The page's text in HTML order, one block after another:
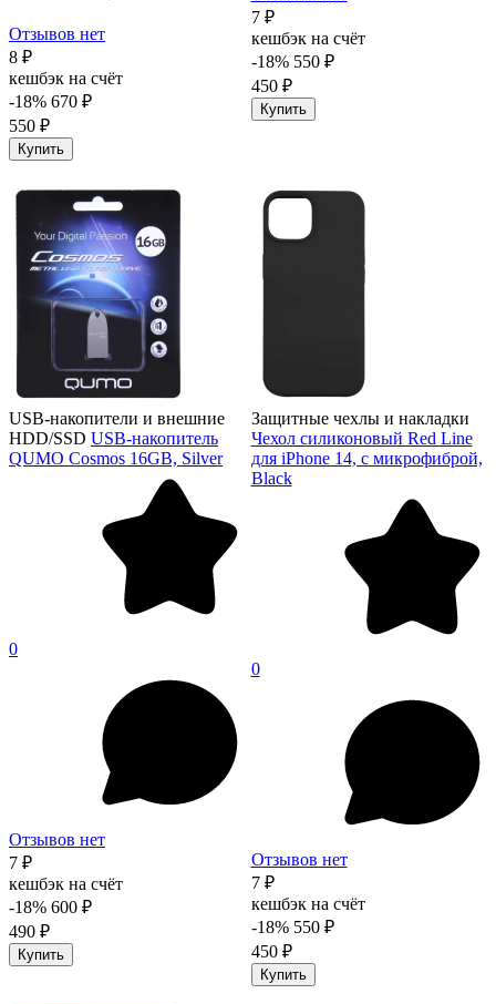
Отзывов нет
8 ₽
кешбэк на счёт
-18% 670 ₽
550 ₽
Купить
7 ₽
кешбэк на счёт
-18% 550 ₽
450 ₽
Купить
USB-накопители и внешние
HDD/SSD USB-накопитель
QUMO Cosmos 16GB, Silver
0
Отзывов нет
7 ₽
кешбэк на счёт
-18% 600 ₽
490 ₽
Купить
Защитные чехлы и накладки
Чехол силиконовый Red Line
для iPhone 14, с микрофиброй,
Black
0
Отзывов нет
7 ₽
кешбэк на счёт
-18% 550 ₽
450 ₽
Купить